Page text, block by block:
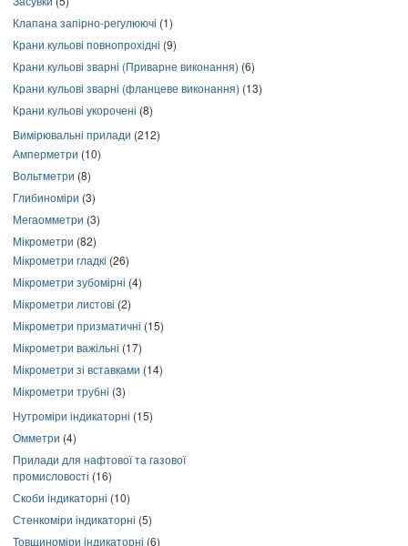
Клапана запірно-регулюючі (1)
Крани кульові повнопрохідні (9)
Крани кульові зварні (Приварне виконання) (6)
Крани кульові зварні (фланцеве виконання) (13)
Крани кульові укорочені (8)
Вимірювальні прилади (212)
Амперметри (10)
Вольтметри (8)
Глибиноміри (3)
Мегаомметри (3)
Мікрометри (82)
Мікрометри гладкі (26)
Мікрометри зубомірні (4)
Мікрометри листові (2)
Мікрометри призматичні (15)
Мікрометри важільні (17)
Мікрометри зі вставками (14)
Мікрометри трубні (3)
Нутроміри індикаторні (15)
Омметри (4)
Прилади для нафтової та газової
промисловості (16)
Скоби індикаторні (10)
Стенкоміри індикаторні (5)
Товщиноміри індикаторні (6)